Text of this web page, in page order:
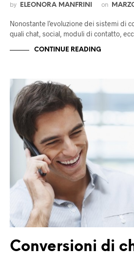
by ELEONORA MANFRINI on
Nonostante l’evoluzione dei sistemi di
quali chat, social, moduli di contatto,
CONTINUE READING
Conversioni di